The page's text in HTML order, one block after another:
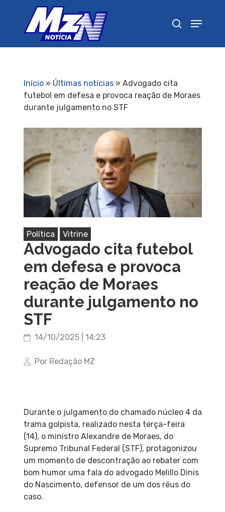
Início» Últimas notícias» Advogado cita
futebol em defesa e provoca reação de Moraes
durante julgamento no STF
Política Vitrine
Advogado cita futebol
em defesa e provoca
reação de Moraes
durante julgamento no
STF
14/10/2025 | 14:23
Por Redação MZ
Durante o julgamento do chamado núcleo 4 da
trama golpista, realizado nesta terça-feira
(14), o ministro Alexandre de Moraes, do
Supremo Tribunal Federal (STF), protagonizou
um momento de descontração ao rebater com
bom humor uma fala do advogado Melillo Dinis
do Nascimento, defensor de um dos réus do
caso.